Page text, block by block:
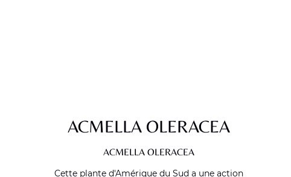
ACMELLA OLERACEA
ACMELLA OLERACEA
Cette plante d'Amérique du Sud a une action